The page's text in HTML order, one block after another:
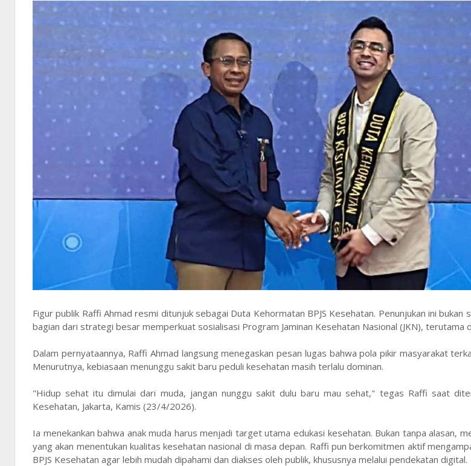
Figur publik Raffi Ahmad resmi ditunjuk sebagai Duta Kehormatan BPJS Kesehatan. Penunjukan ini bukan
bagian dari strategi besar memperkuat sosialisasi Program Jaminan Kesehatan Nasional (JKN), terutama
Dalam pernyataannya, Raffi Ahmad langsung menegaskan pesan lugas bahwa pola pikir masyarakat
Menurutnya, kebiasaan menunggu sakit baru peduli kesehatan masih terlalu dominan.
"Hidup sehat itu dimulai dari muda, jangan nunggu sakit dulu baru mau sehat," tegas Raffi saat
Kesehatan, Jakarta, Kamis (23/4/2026).
Ia menekankan bahwa anak muda harus menjadi target utama edukasi kesehatan. Bukan tanpa alasan,
yang akan menentukan kualitas kesehatan nasional di masa depan. Raffi pun berkomitmen aktif
BPJS Kesehatan agar lebih mudah dipahami dan diakses oleh publik, khususnya melalui pendekatan digital.